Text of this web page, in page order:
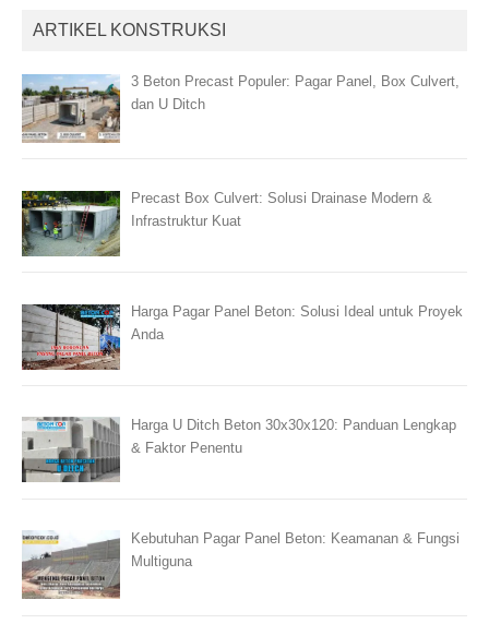
ARTIKEL KONSTRUKSI
3 Beton Precast Populer: Pagar Panel, Box Culvert,
dan U Ditch
Precast Box Culvert: Solusi Drainase Modern &
Infrastruktur Kuat
Harga Pagar Panel Beton: Solusi Ideal untuk Proyek
Anda
Harga U Ditch Beton 30x30x120: Panduan Lengkap
& Faktor Penentu
Kebutuhan Pagar Panel Beton: Keamanan & Fungsi
Multiguna